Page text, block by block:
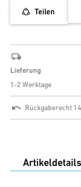
Teilen
Lieferung
1-2 Werktage
Rückgaberecht
Artikeldetails